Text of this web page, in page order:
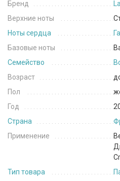
Бренд
Верхние ноты
Ноты сердца
Базовые ноты
Семейство
Возраст
Пол
Год
Страна
Применение
Тип товара